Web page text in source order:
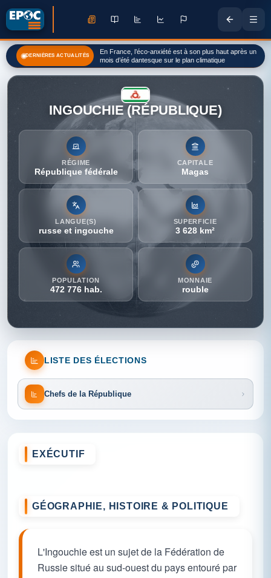
DERNIÈRES ACTUALITÉS
Moyen-Orient en direct : l'Iran pose ses conditions à
toute réouverture du détroit d'Ormuz
INGOUCHIE (RÉPUBLIQUE)
RÉGIME
République fédérale
CAPITALE
Magas
LANGUE(S)
russe et ingouche
SUPERFICIE
3 628 km²
POPULATION
472 776 hab.
MONNAIE
rouble
LISTE DES ÉLECTIONS
Chefs de la République
EXÉCUTIF
GÉOGRAPHIE, HISTOIRE & POLITIQUE
L'Ingouchie est un sujet de la Fédération de
Russie situé au sud-ouest du pays entouré par